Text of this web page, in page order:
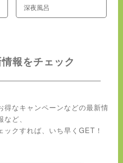
深夜風呂
報をチェック
得なキャンペーンなどの最新情
など、
クすれば、いち早くGET！